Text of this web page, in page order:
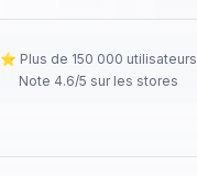
⭐ Plus de 150 000 utilisateurs
Note 4.6/5 sur les stores